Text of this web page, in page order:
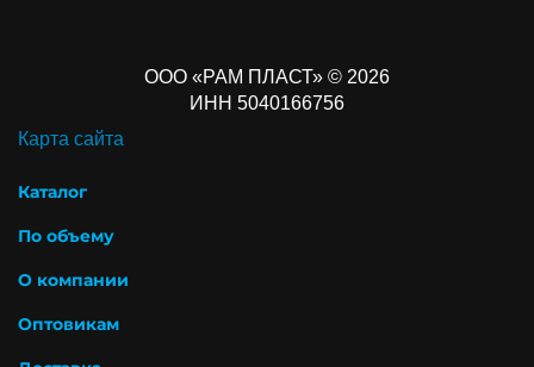
ООО «РАМ ПЛАСТ» © 2026
ИНН 5040166756
Карта сайта
Каталог
По объему
О компании
Оптовикам